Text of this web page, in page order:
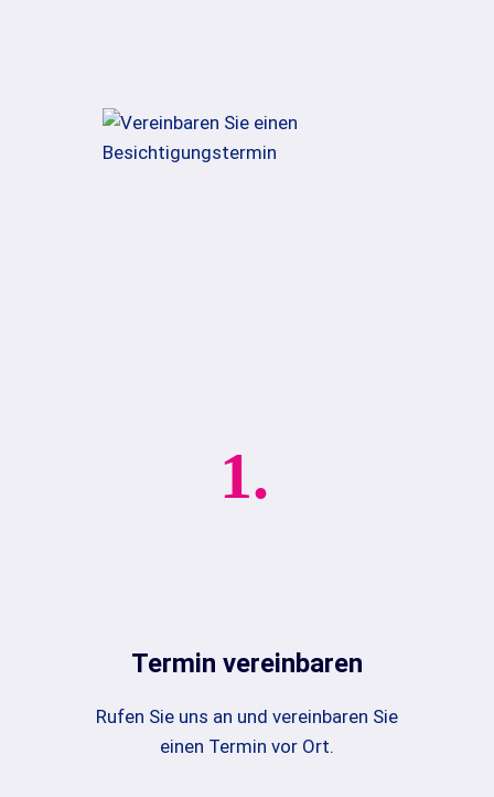
1.
Termin vereinbaren
Rufen Sie uns an und vereinbaren Sie
einen Termin vor Ort.